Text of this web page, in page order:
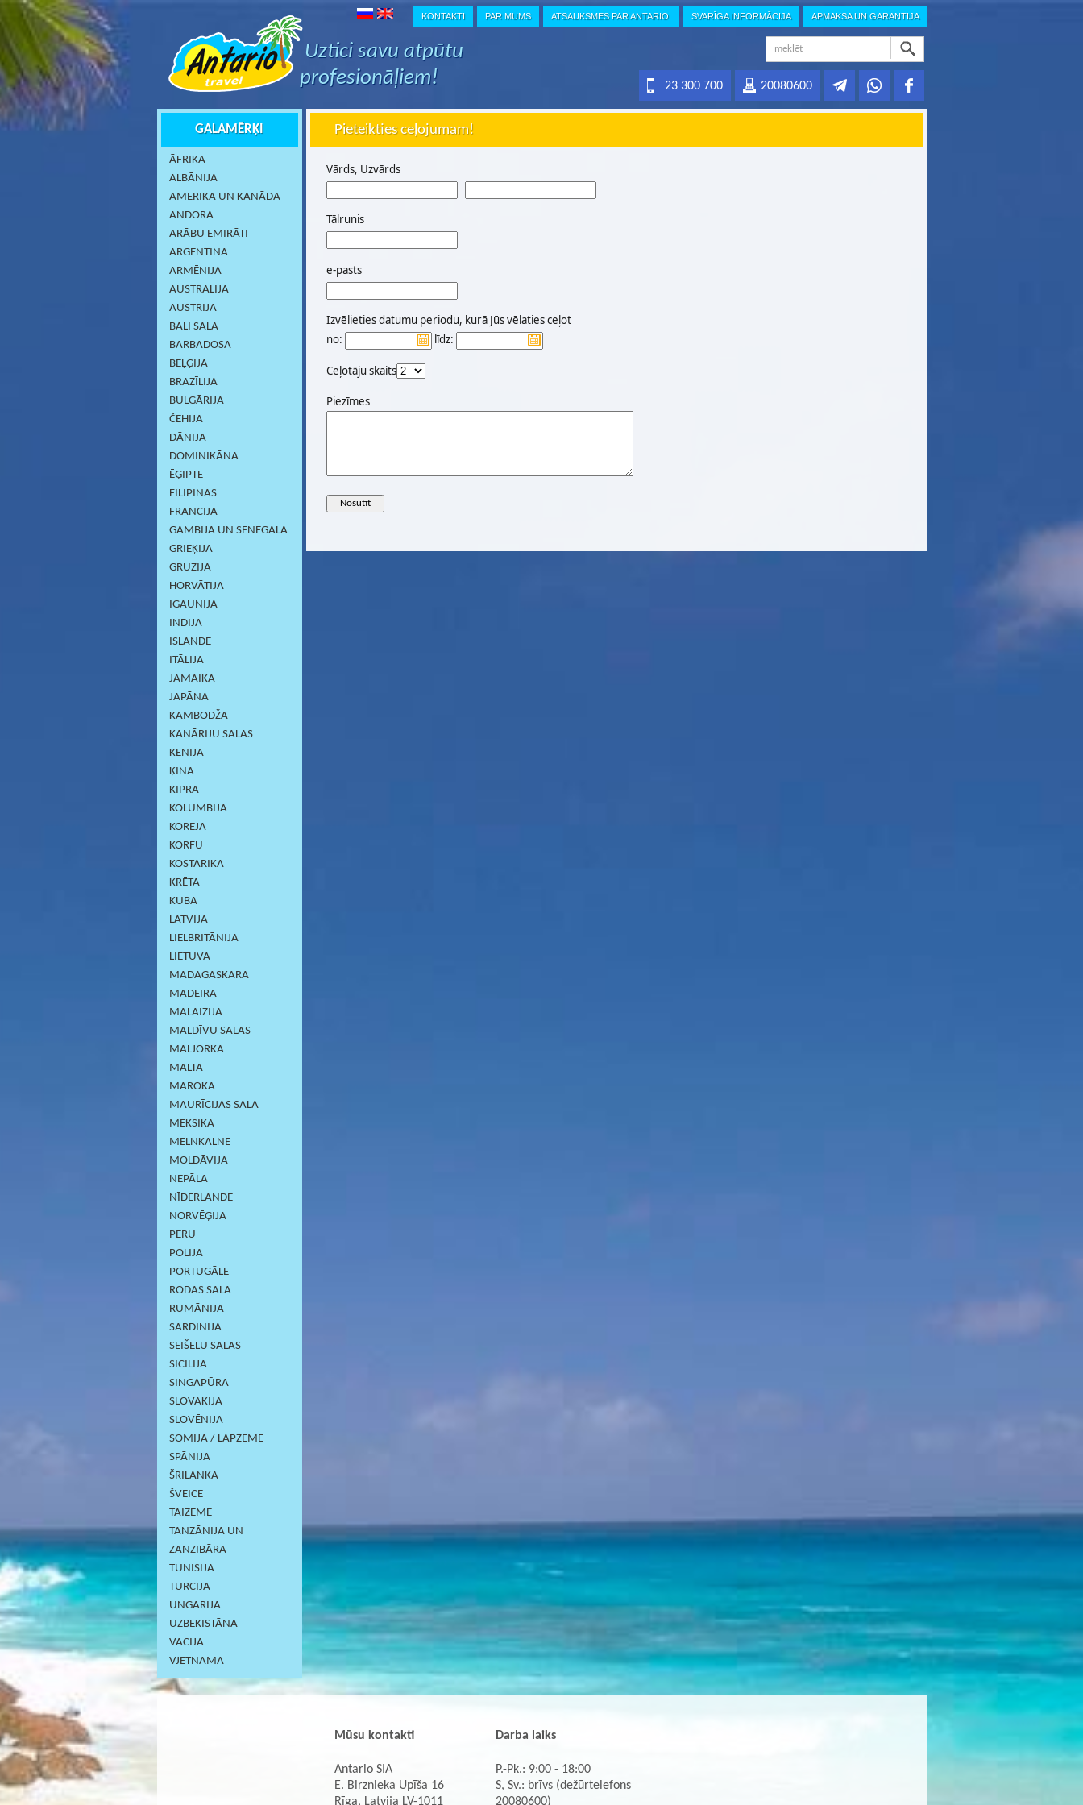
KONTAKTI PAR MUMS ATSAUKSMES PAR ANTARIO SVARĪGA INFORMĀCIJA APMAKSA UN GARANTIJA
Uztici savu atpūtu
profesionāļiem!
20080600
23 300 700
GALAMĒRĶI
ĀFRIKA
ALBĀNIJA
AMERIKA UN KANĀDA
ANDORA
ARĀBU EMIRĀTI
ARGENTĪNA
ARMĒNIJA
AUSTRĀLIJA
AUSTRIJA
BALI SALA
BARBADOSA
BEĻĢIJA
BRAZĪLIJA
BULGĀRIJA
ČEHIJA
DĀNIJA
DOMINIKĀNA
ĒĢIPTE
FILIPĪNAS
FRANCIJA
GAMBIJA UN SENEGĀLA
GRIEĶIJA
GRUZIJA
HORVĀTIJA
IGAUNIJA
INDIJA
ISLANDE
ITĀLIJA
JAMAIKA
JAPĀNA
KAMBODŽA
KANĀRIJU SALAS
KENIJA
ĶĪNA
KIPRA
KOLUMBIJA
KOREJA
KORFU
KOSTARIKA
KRĒTA
KUBA
LATVIJA
LIELBRITĀNIJA
LIETUVA
MADAGASKARA
MADEIRA
MALAIZIJA
MALDĪVU SALAS
MALJORKA
MALTA
MAROKA
MAURĪCIJAS SALA
MEKSIKA
MELNKALNE
MOLDĀVIJA
NEPĀLA
NĪDERLANDE
NORVĒĢIJA
PERU
POLIJA
PORTUGĀLE
RODAS SALA
RUMĀNIJA
SARDĪNIJА
SEIŠELU SALAS
SICĪLIJA
SINGAPŪRA
SLOVĀKIJA
SLOVĒNIJA
SOMIJA / LAPZEME
SPĀNIJA
ŠRILANKA
ŠVEICE
TAIZEME
TANZĀNIJA UN
ZANZIBĀRA
TUNISIJA
TURCIJA
UNGĀRIJA
UZBEKISTĀNA
VĀCIJA
VJETNAMA
Pieteikties ceļojumam!
Vārds, Uzvārds
Tālrunis
e-pasts
Izvēlieties datumu periodu, kurā Jūs vēlaties ceļot
no:
līdz:
Ceļotāju skaits
Piezīmes
Mūsu kontakti
Antario SIA
E. Birznieka Upīša 16
Rīga, Latvija LV-1011
Darba laiks
P.-Pk.: 9:00 - 18:00
S, Sv.: brīvs (dežūrtelefons
20080600)